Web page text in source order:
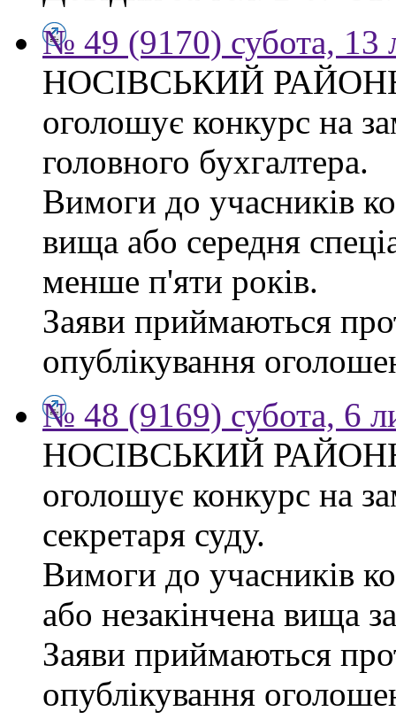
№ 49 (9170) субота, 13
НОСІВСЬКИЙ
оголошує конкурс на
головного бухгалтера.
Вимоги до учасників
вища або середня
менше п'яти років.
Заяви приймаються
опублікування
№ 48 (9169) субота, 6
НОСІВСЬКИЙ
оголошує конкурс на
секретаря суду.
Вимоги до учасників
або незакінчена вища
Заяви приймаються
опублікування